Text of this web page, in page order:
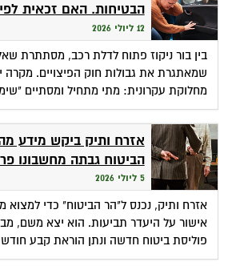
הבטיחות. האם זכאית
12 ליולי 2026
בין בור ניקוז פתוח לדלת רכב, מסתתרת
שמאתגרת את גבולות חוק הפיצויים. מקרה
מחלוקת עקרונית: מתי מתחיל ומסתיים
אזרח ותיק ביקש מידע
הביטוח גבתה מחשבונו
5 ליולי 2026
אזרח ותיק, נכנס ל"הר הביטוח" כדי למצוא
אישור על היעדר תביעות. הוא יצא משם,
פוליסת ביטוח חדשה ונתן הוראת קבע